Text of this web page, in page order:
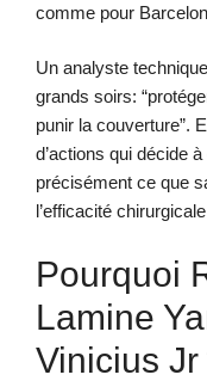
comme pour
Un analyste
grands soirs:
punir la couverture”.
d’actions qui décide
précisément ce que
l’efficacité
Pourquoi
Lamine
Vinicius Jr